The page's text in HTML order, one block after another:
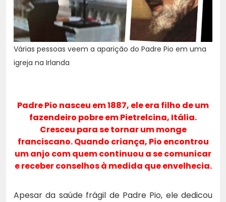
Várias pessoas veem a aparição do Padre Pio em uma
igreja na Irlanda
Padre Pio nasceu em 1887, ele era filho de um
fazendeiro pobre em Pietrelcina, Itália.
Cresceu para se tornar um monge
franciscano. Quando criança, Pio encontrou
um anjo com quem continuou a se comunicar
e receber conselhos à medida que envelhecia.
Apesar da saúde frágil de Padre Pio, ele dedicou